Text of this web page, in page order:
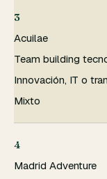
3
Acuilae
Team building
Innovación, IT o
Mixto
4
Madrid Adventure